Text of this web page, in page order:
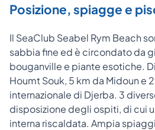
Posizione, spiagge e
Il SeaClub Seabel Rym Beach
sabbia fine ed è circondato da
bouganville e piante esotiche.
Houmt Souk, 5 km da Midoun e
internazionale di Djerba. 3
disposizione degli ospiti, di cui
interna riscaldata. Ampia